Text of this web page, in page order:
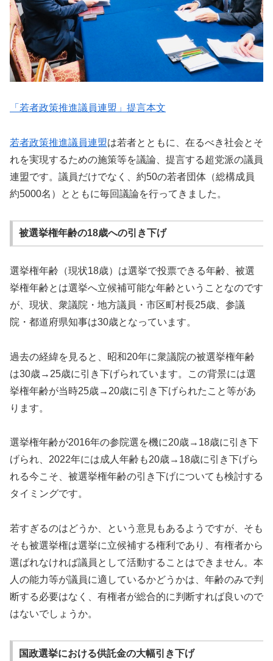
「若者政策推進議員連盟」提言本文
若者政策推進議員連盟は若者とともに、在るべき社会とそ
れを実現するための施策等を議論、提言する超党派の議員
連盟です。議員だけでなく、約50の若者団体（総構成員
約5000名）とともに毎回議論を行ってきました。
被選挙権年齢の18歳への引き下げ
選挙権年齢（現状18歳）は選挙で投票できる年齢、被選
挙権年齢とは選挙へ立候補可能な年齢ということなのです
が、現状、衆議院・地方議員・市区町村長25歳、参議
院・都道府県知事は30歳となっています。
過去の経緯を見ると、昭和20年に衆議院の被選挙権年齢
は30歳→25歳に引き下げられています。この背景には選
挙権年齢が当時25歳→20歳に引き下げられたこと等があ
ります。
選挙権年齢が2016年の参院選を機に20歳→18歳に引き下
げられ、2022年には成人年齢も20歳→18歳に引き下げら
れる今こそ、被選挙権年齢の引き下げについても検討する
タイミングです。
若すぎるのはどうか、という意見もあるようですが、そも
そも被選挙権は選挙に立候補する権利であり、有権者から
選ばれなければ議員として活動することはできません。本
人の能力等が議員に適しているかどうかは、年齢のみで判
断する必要はなく、有権者が総合的に判断すれば良いので
はないでしょうか。
国政選挙における供託金の大幅引き下げ